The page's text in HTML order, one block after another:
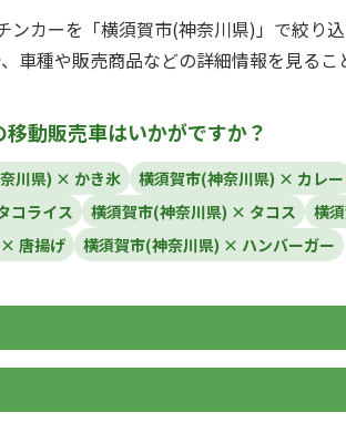
ンカーを「横須賀市(神奈川県)」で絞り
車種や販売商品などの詳細情報を見るこ
移動販売車はいかがですか？
川県) × かき氷
横須賀市(神奈川県) × カレー
コライス 横須賀市(神奈川県) × タコス
横
唐揚げ
横須賀市(神奈川県) × ハンバーガー